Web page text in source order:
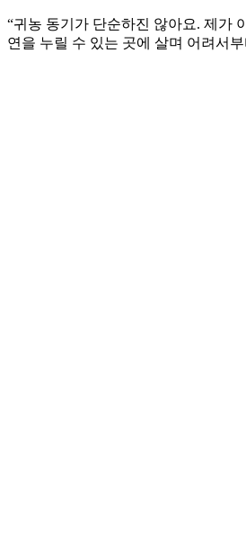
“귀농 동기가 단순하진 않아요. 제가
연을 누릴 수 있는 곳에 살며 어려서